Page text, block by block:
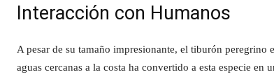
Interacción con Humanos
A pesar de su tamaño impresionante, el tiburón peregrino
aguas cercanas a la costa ha convertido a esta especie en